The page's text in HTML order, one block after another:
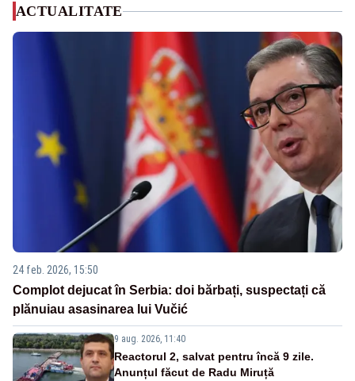
ACTUALITATE
24 feb. 2026, 15:50
Complot dejucat în Serbia: doi bărbați, suspectați că
plănuiau asasinarea lui Vučić
9 aug. 2026, 11:40
Reactorul 2, salvat pentru încă 9 zile.
Anunțul făcut de Radu Miruță